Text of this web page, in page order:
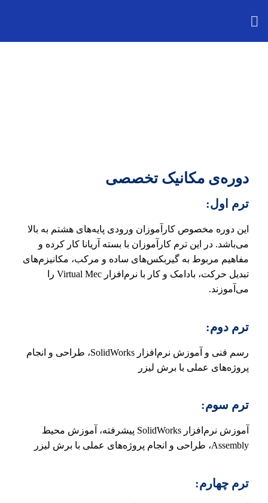
دوره‌ی مکانیک تخصصی
ترم اول:
این دوره مخصوص کارآموزان ورودی پایه‌های هشتم به بالا
می‌باشد. در این ترم کارآموزان با بسته آریانا کار کرده و
مفاهیم مربوط به گیربکس‌های ساده و مرکب، مکانیزم‌های
تبدیل حرکت، بادامک و کار با نرم‌افزار Virtual Mec را
می‌آموزند.
ترم دوم:
رسم فنی و آموزش نرم‌افزار SolidWorks، طراحی و انجام
پروژه‌های عملی با برش لیزر
ترم سوم:
آموزش نرم‌افزار SolidWorks پیشرفته، آموزش محیط
Assembly، طراحی و انجام پروژه‌های عملی با برش لیزر
ترم چهارم: